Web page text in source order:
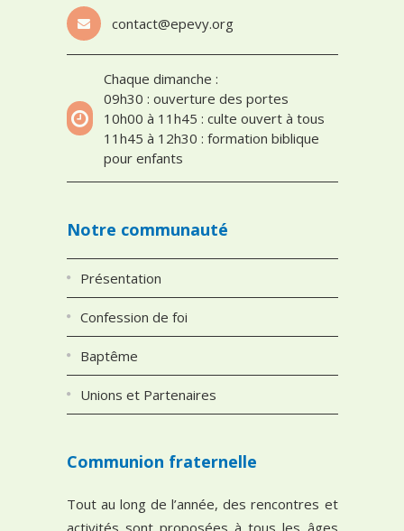
contact@epevy.org
Chaque dimanche :
09h30 : ouverture des portes
10h00 à 11h45 : culte ouvert à tous
11h45 à 12h30 : formation biblique
pour enfants
Notre communauté
Présentation
Confession de foi
Baptême
Unions et Partenaires
Communion fraternelle
Tout au long de l’année, des rencontres et
activités sont proposées à tous les âges